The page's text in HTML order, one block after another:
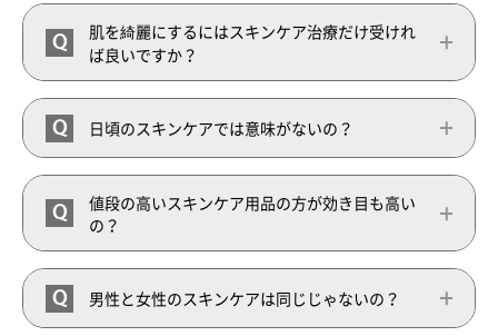
Q
肌を綺麗にするにはスキンケア治療だけ受けれ
ば良いですか？
Q 日頃のスキンケアでは意味がないの？
Q
値段の高いスキンケア用品の方が効き目も高い
の？
Q 男性と女性のスキンケアは同じじゃないの？